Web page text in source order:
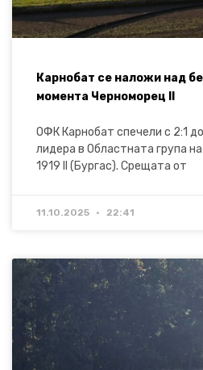
Карнобат се наложи над
момента Черноморец II
ОФК Карнобат спечели с 2:1
лидера в Областната група
1919 II (Бургас). Срещата от
11.10.2025 22:41